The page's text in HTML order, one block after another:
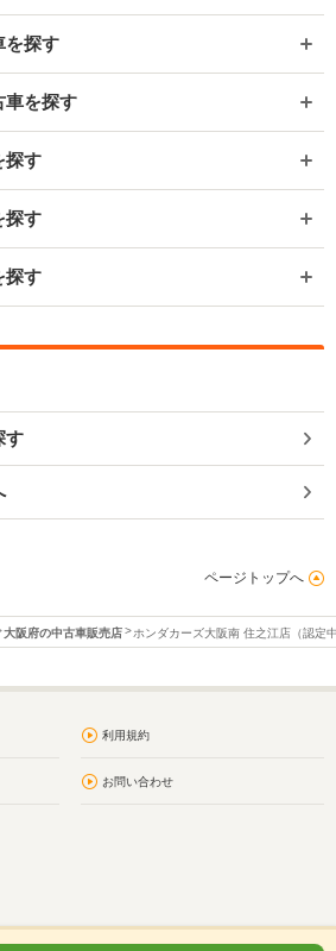
を探す
車を探す
探す
探す
探す
す
ページトップへ
大阪府の中古車販売店 ホンダカーズ大阪南 住之江店（認定
利用規約
お問い合わせ